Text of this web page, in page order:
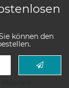
können den